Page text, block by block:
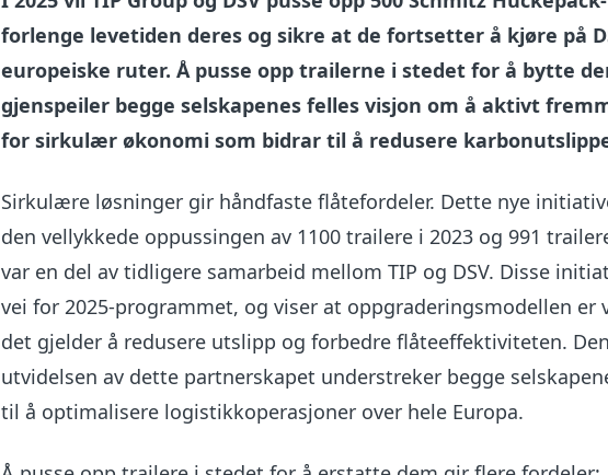
forlenge levetiden deres og sikre at de fortsetter å kjøre på
europeiske ruter. Å pusse opp trailerne i stedet for å bytte
gjenspeiler begge selskapenes felles visjon om å aktivt
for sirkulær økonomi som bidrar til å redusere
Sirkulære løsninger gir håndfaste flåtefordeler. Dette nye
den vellykkede oppussingen av 1100 trailere i 2023 og 991
var en del av tidligere samarbeid mellom TIP og DSV. Disse
vei for 2025-programmet, og viser at oppgraderingsmodellen er
det gjelder å redusere utslipp og forbedre flåteeffektiviteten.
utvidelsen av dette partnerskapet understreker begge
til å optimalisere logistikkoperasjoner over hele Europa.